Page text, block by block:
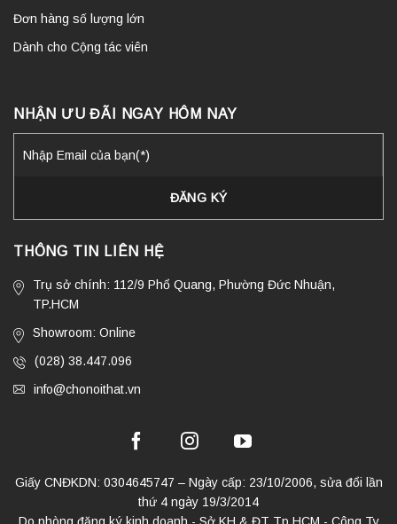
Đơn hàng số lượng lớn
Dành cho Cộng tác viên
NHẬN ƯU ĐÃI NGAY HÔM NAY
THÔNG TIN LIÊN HỆ
Trụ sở chính: 112/9 Phổ Quang, Phường Đức Nhuận,
TP.HCM
Showroom: Online
(028) 38.447.096
info@chonoithat.vn
Giấy CNĐKDN: 0304645747 – Ngày cấp: 23/10/2006, sửa đổi lần
thứ 4 ngày 19/3/2014